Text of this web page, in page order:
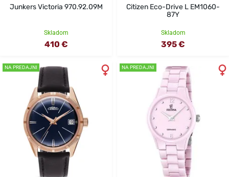
Junkers Victoria 970.92.09M
Skladom
410 €
Citizen Eco-Drive L EM1060-
87Y
Skladom
395 €
NA PREDAJNI NA PREDAJNI